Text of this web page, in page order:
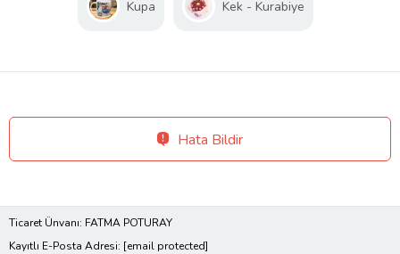
Kupa Kek - Kurabiye
Hata Bildir
Ticaret Ünvanı: FATMA POTURAY
Kayıtlı E-Posta Adresi: [email protected]